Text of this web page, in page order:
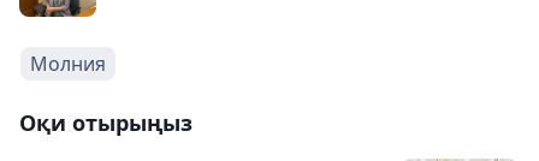
Молния
Оқи отырыңыз